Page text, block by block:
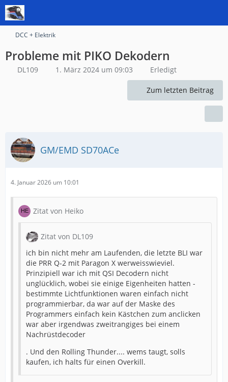
DCC + Elektrik
Probleme mit PIKO Dekodern
DL109 1. März 2024 um 09:03 Erledigt
Zum letzten Beitrag
GM/EMD SD70ACe
4. Januar 2026 um 10:01
Zitat von Heiko
Zitat von DL109
ich bin nicht mehr am Laufenden, die letzte BLI war
die PRR Q-2 mit Paragon X werweisswieviel.
Prinzipiell war ich mit QSI Decodern nicht
unglücklich, wobei sie einige Eigenheiten hatten -
bestimmte Lichtfunktionen waren einfach nicht
programmierbar, da war auf der Maske des
Programmers einfach kein Kästchen zum anclicken
war aber irgendwas zweitrangiges bei einem
Nachrüstdecoder
. Und den Rolling Thunder.... wems taugt, solls
kaufen, ich halts für einen Overkill.